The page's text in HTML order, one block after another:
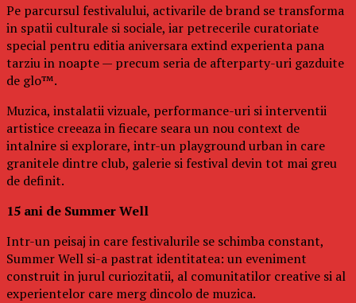
Pe parcursul festivalului, activarile de brand se transforma
in spatii culturale si sociale, iar petrecerile curatoriate
special pentru editia aniversara extind experienta pana
tarziu in noapte — precum seria de afterparty-uri gazduite
de glo™.
Muzica, instalatii vizuale, performance-uri si interventii
artistice creeaza in fiecare seara un nou context de
intalnire si explorare, intr-un playground urban in care
granitele dintre club, galerie si festival devin tot mai greu
de definit.
15 ani de Summer Well
Intr-un peisaj in care festivalurile se schimba constant,
Summer Well si-a pastrat identitatea: un eveniment
construit in jurul curiozitatii, al comunitatilor creative si al
experientelor care merg dincolo de muzica.